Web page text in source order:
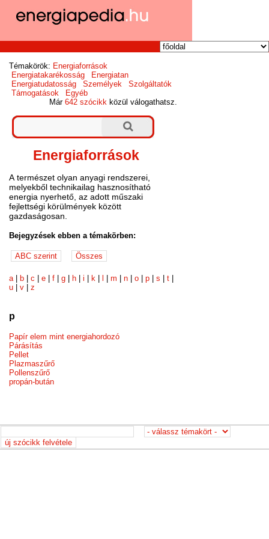
Témakörök: Energiaforrások
Energiatakarékosság
Energiatan
Energiatudatosság
Személyek
Szolgáltatók
Támogatások
Egyéb
Már642 szócikk közül válogathatsz.
Energiaforrások
A természet olyan anyagi rendszerei,
melyekből technikailag hasznosítható
energia nyerhető, az adott műszaki
fejlettségi körülmények között
gazdaságosan.
Bejegyzések ebben a témakörben:
a| b |c |e |f |g h |i k |m |n |o |p |s |t
u |v |z
p
Papír elem mint energiahordozó
Párásítás
Pellet
Plazmaszűrő
Pollenszűrő
propán-bután